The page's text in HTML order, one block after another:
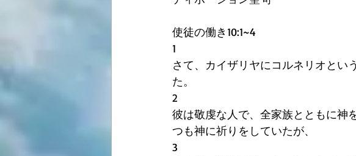
使徒の働き10:1~4
1
さて、カイザリヤにコルネリオとい
た。
2
彼は敬虔な人で、全家族とともに神
つも神に祈りをしていたが、
3